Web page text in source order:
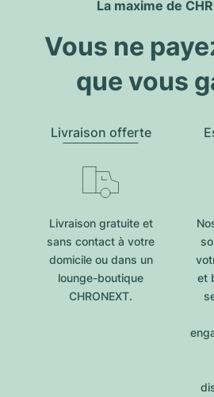
La maxime de
Vous ne
que vous
Livraison offerte
Livraison gratuite et
sans contact à votre
domicile ou dans un
lounge-boutique
CHRONEXT.
et